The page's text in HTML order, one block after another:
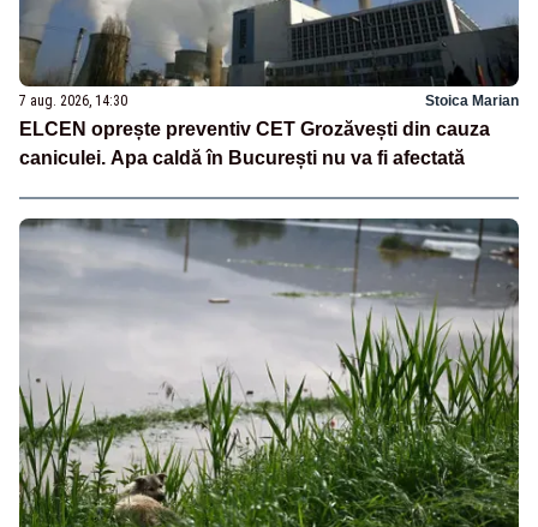
7 aug. 2026, 14:30 Stoica Marian
ELCEN oprește preventiv CET Grozăvești din cauza
caniculei. Apa caldă în București nu va fi afectată